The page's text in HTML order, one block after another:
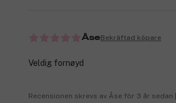
ÅseBekräftad köpare
Veldig fornøyd
Recensionen skrevs av Åse för 3 år sedan